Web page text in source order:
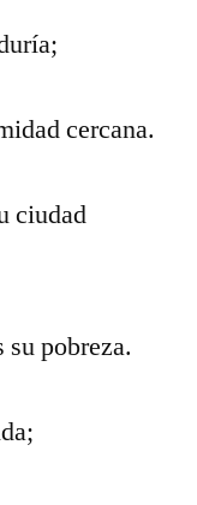
cercana.
ciudad
su pobreza.